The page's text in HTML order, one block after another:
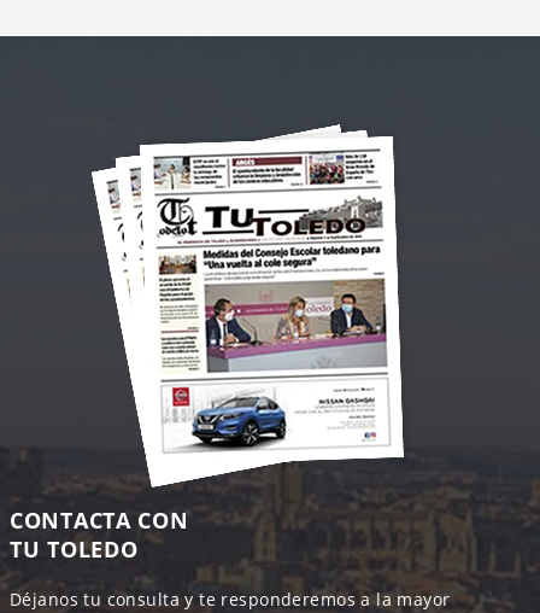
CONTACTA CON
TU TOLEDO
Déjanos tu consulta y te responderemos a la mayor